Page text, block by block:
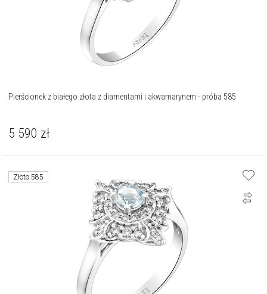
Pierścionek z białego złota z diamentami i akwamarynem - próba 585
5 590 zł
Złoto 585